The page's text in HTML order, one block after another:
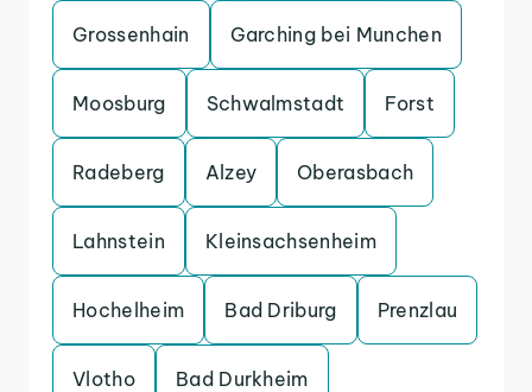
Grossenhain Garching bei Munchen
Moosburg Schwalmstadt Forst
Radeberg Alzey Oberasbach
Lahnstein Kleinsachsenheim
Hochelheim Bad Driburg Prenzlau
Vlotho Bad Durkheim